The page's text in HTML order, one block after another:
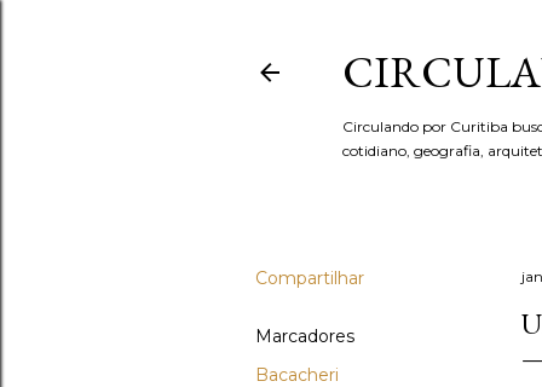
Circulando por Curitiba
cotidiano, geografia,
Compartilhar
Marcadores
Bacacheri